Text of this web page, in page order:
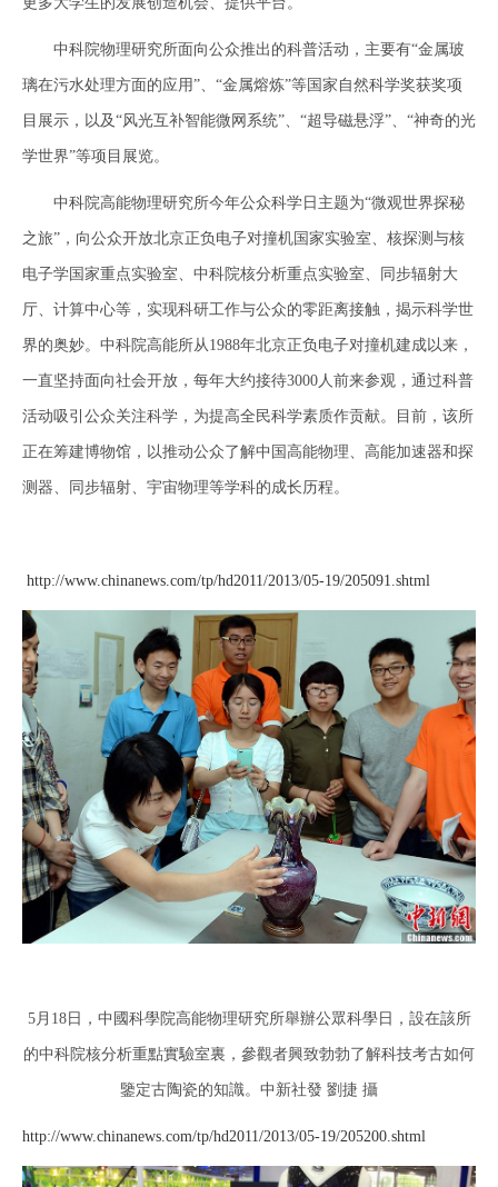
中科院物理研究所面向公众推出的科普活动，主要有“金属玻
璃在污水处理方面的应用”、“金属熔炼”等国家自然科学奖获奖项
目展示，以及“风光互补智能微网系统”、“超导磁悬浮”、“神奇的光
学世界”等项目展览。
中科院高能物理研究所今年公众科学日主题为“微观世界探秘
之旅”，向公众开放北京正负电子对撞机国家实验室、核探测与核
电子学国家重点实验室、中科院核分析重点实验室、同步辐射大
厅、计算中心等，实现科研工作与公众的零距离接触，揭示科学世
界的奥妙。中科院高能所从1988年北京正负电子对撞机建成以来，
一直坚持面向社会开放，每年大约接待3000人前来参观，通过科普
活动吸引公众关注科学，为提高全民科学素质作贡献。目前，该所
正在筹建博物馆，以推动公众了解中国高能物理、高能加速器和探
测器、同步辐射、宇宙物理等学科的成长历程。
http://www.chinanews.com/tp/hd2011/2013/05-19/205091.shtml
5月18日，中國科學院高能物理研究所舉辦公眾科學日，設在該所
的中科院核分析重點實驗室裏，參觀者興致勃勃了解科技考古如何
鑒定古陶瓷的知識。中新社發 劉捷 攝
http://www.chinanews.com/tp/hd2011/2013/05-19/205200.shtml